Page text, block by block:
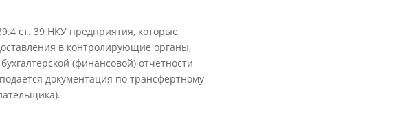
ст. 39 НКУ предприятия, которые
в контролирующие органы,
(финансовой) отчетности
документация по трансфертному